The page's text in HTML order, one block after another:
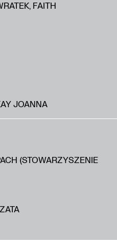
FAITH
JOANNA
(STOWARZYSZENIE